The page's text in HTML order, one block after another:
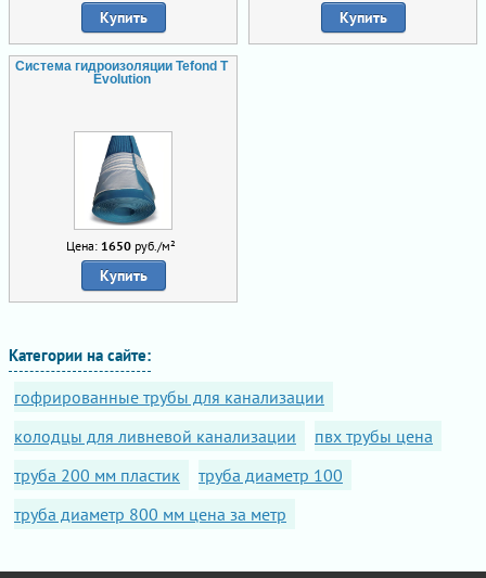
Купить Купить
Система гидроизоляции Tefond T
Evolution
Цена: 1650руб./м²
Купить
Категории на сайте:
гофрированные трубы для канализации
колодцы для ливневой канализации
пвх трубы цена
труба 200 мм пластик
труба диаметр 100
труба диаметр 800 мм цена за метр